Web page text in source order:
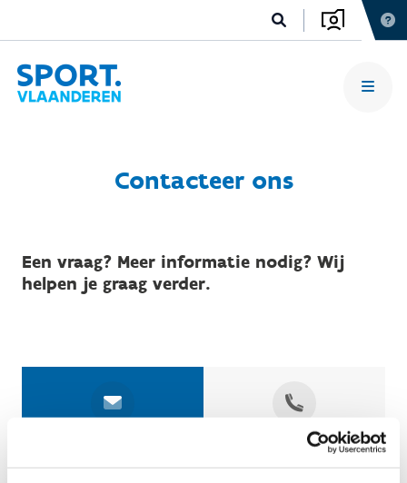
Contacteer ons
Een vraag? Meer informatie nodig? Wij
helpen je graag verder.